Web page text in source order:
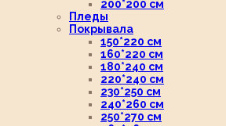
200*200 см
Пледы
Покрывала
150*220 см
160*220 см
180*240 см
220*240 см
230*250 см
240*260 см
250*270 см